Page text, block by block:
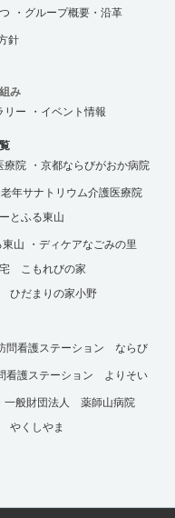
・グループ概要・沿革
針
み
リー ・イベント情報
療院 ・京都ならびがおか病院
老年サナトリウム介護医療院
とふる東山
山
・ディケアなごみの里
宅 こもれびの家
ひだまりの家小野
問看護ステーション ならび
看護ステーション よりそい
一般財団法人 薬師山病院
やくしやま